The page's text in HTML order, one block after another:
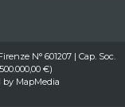
N° 601207 | Cap. Soc.
€)
by MapMedia